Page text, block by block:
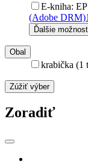
E-kniha:
(Adobe DRM)1
Ďalšie
Obal
krabička (1
Zúžiť výber
Zoradiť